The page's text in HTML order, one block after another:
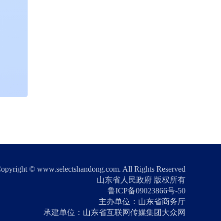
© www.selectshandong.com. All Rights Reserved
山东省人民政府 版权所有
鲁ICP备09023866号-50
主办单位：山东省商务厅
承建单位：山东省互联网传媒集团大众网